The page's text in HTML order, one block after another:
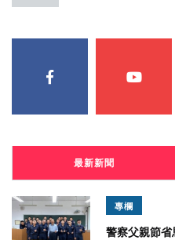
最新新聞
專欄
警察父親節